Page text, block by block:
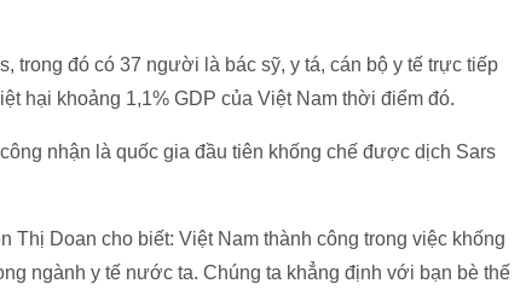
trong đó có 37 người là bác sỹ, y tá, cán bộ y tế trực tiếp
hại khoảng 1,1% GDP của Việt Nam thời điểm đó.
nhận là quốc gia đầu tiên khống chế được dịch Sars
Thị Doan cho biết: Việt Nam thành công trong việc khống
ngành y tế nước ta. Chúng ta khẳng định với bạn bè thế